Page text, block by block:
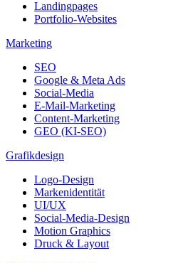
Landingpages
Portfolio-Websites
Marketing
SEO
Google & Meta Ads
Social-Media
E-Mail-Marketing
Content-Marketing
GEO (KI-SEO)
Grafikdesign
Logo-Design
Markenidentität
UI/UX
Social-Media-Design
Motion Graphics
Druck & Layout